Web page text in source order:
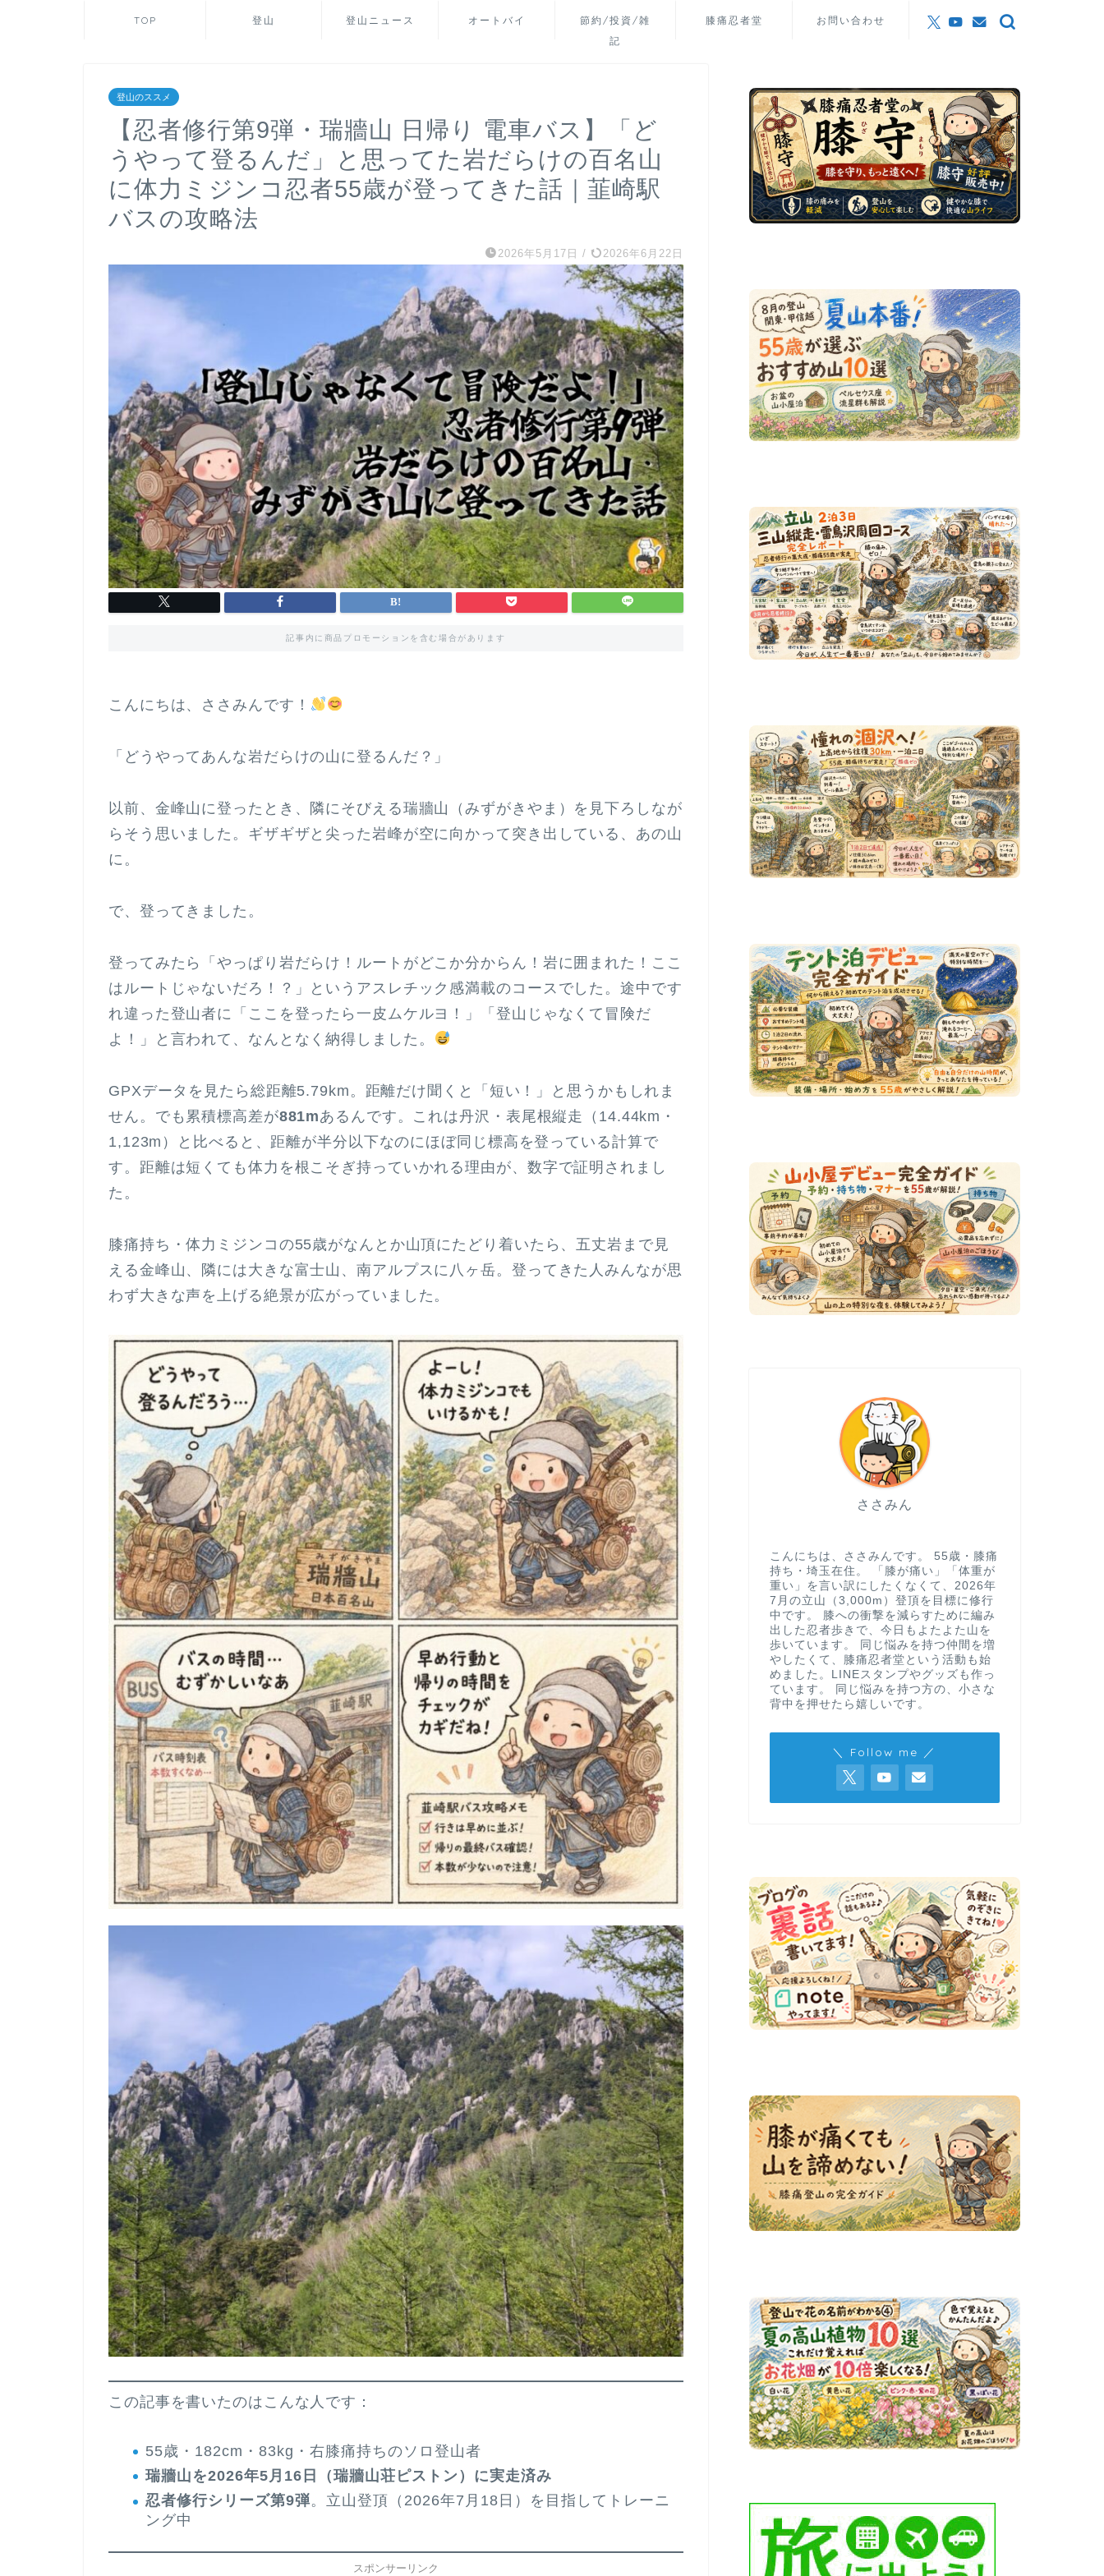
TOP 登山 登山ニュース オートバイ
節約/投資/雑
記
膝痛忍者堂 お問い合わせ
登山のススメ
【忍者修行第9弾・瑞牆山 日帰り 電車バス】「ど
うやって登るんだ」と思ってた岩だらけの百名山
に体力ミジンコ忍者55歳が登ってきた話｜韮崎駅
バスの攻略法
2026年5月17日 / 2026年6月22日
記事内に商品プロモーションを含む場合があります
こんにちは、ささみんです！
「どうやってあんな岩だらけの山に登るんだ？」
以前、金峰山に登ったとき、隣にそびえる瑞牆山（みずがきやま）を見下ろしなが
らそう思いました。ギザギザと尖った岩峰が空に向かって突き出している、あの山
に。
で、登ってきました。
登ってみたら「やっぱり岩だらけ！ルートがどこか分からん！岩に囲まれた！ここ
はルートじゃないだろ！？」というアスレチック感満載のコースでした。途中です
れ違った登山者に「ここを登ったら一皮ムケルヨ！」「登山じゃなくて冒険だ
よ！」と言われて、なんとなく納得しました。
GPXデータを見たら総距離5.79km。距離だけ聞くと「短い！」と思うかもしれま
せん。でも累積標高差が881mあるんです。これは丹沢・表尾根縦走（14.44km・
1,123m）と比べると、距離が半分以下なのにほぼ同じ標高を登っている計算で
す。距離は短くても体力を根こそぎ持っていかれる理由が、数字で証明されまし
た。
膝痛持ち・体力ミジンコの55歳がなんとか山頂にたどり着いたら、五丈岩まで見
える金峰山、隣には大きな富士山、南アルプスに八ヶ岳。登ってきた人みんなが思
わず大きな声を上げる絶景が広がっていました。
この記事を書いたのはこんな人です：
55歳・182cm・83kg・右膝痛持ちのソロ登山者
瑞牆山を2026年5月16日（瑞牆山荘ピストン）に実走済み
忍者修行シリーズ第9弾。立山登頂（2026年7月18日）を目指してトレーニ
ング中
スポンサーリンク
ささみん
こんにちは、ささみんです。 55歳・膝痛
持ち・埼玉在住。 「膝が痛い」「体重が
重い」を言い訳にしたくなくて、2026年
7月の立山（3,000m）登頂を目標に修行
中です。 膝への衝撃を減らすために編み
出した忍者歩きで、今日もよたよた山を
歩いています。 同じ悩みを持つ仲間を増
やしたくて、膝痛忍者堂という活動も始
めました。LINEスタンプやグッズも作っ
ています。 同じ悩みを持つ方の、小さな
背中を押せたら嬉しいです。
＼ Follow me ／